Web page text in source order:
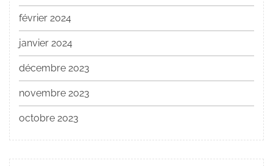
février 2024
janvier 2024
décembre 2023
novembre 2023
octobre 2023